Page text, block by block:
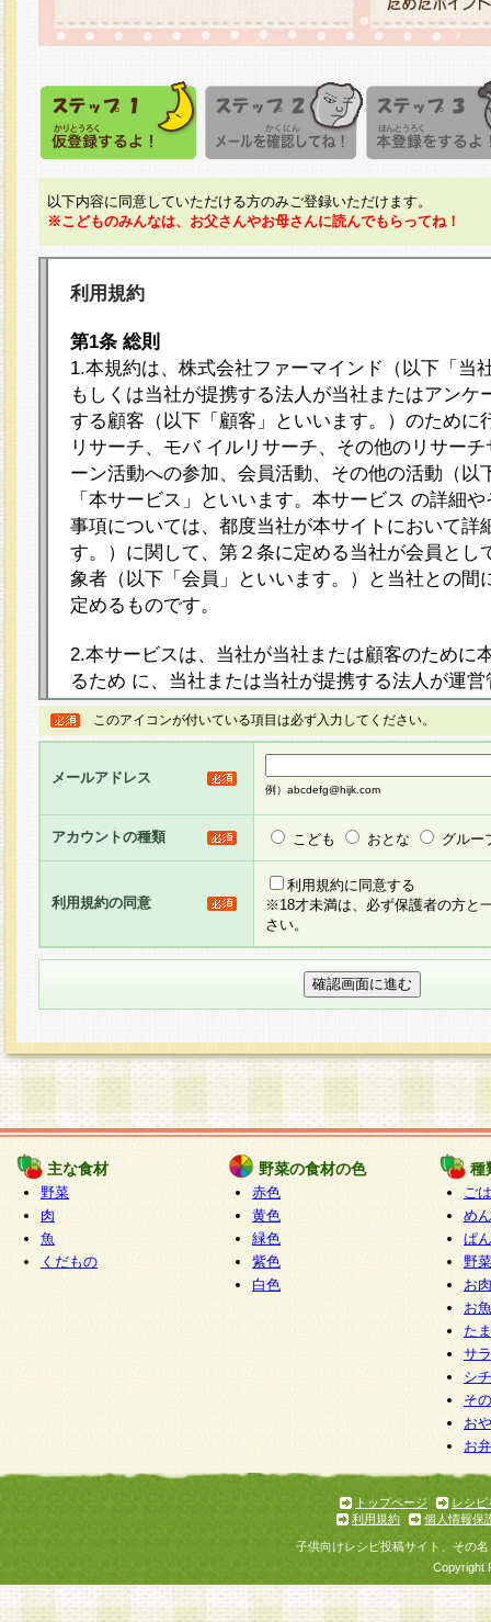
以下内容に同意していただける方のみご登録いただけます。
※こどものみんなは、お父さんやお母さんに読んでもらってね！
利用規約
第1条 総則
1.本規約は、株式会社ファーマインド（以下「当
もしくは当社が提携する法人が当社またはアンケ
する顧客（以下「顧客」といいます。）のために
リサーチ、モバ イルリサーチ、その他のリサー
ーン活動への参加、会員活動、その他の活動（以
「本サービス」といいます。本サービス の詳細
事項については、都度当社が本サイトにおいて詳
す。）に関して、第２条に定める当社が会員とし
象者（以下「会員」といいます。）と当社との間
定めるものです。
2.本サービスは、当社が当社または顧客のために
るため に、当社または当社が提携する法人が運
ト（以下「本サイト」といいます。）上に本サー
ージを設け、会員がアンケー ト調査に回答する
し、その結果を当社が集計・分析その他の利用を
るものです。なお、本サービスは、それぞれの目
員に対して本サービスの依頼を行うこともあり、
た全ての会員に対して本サービスの依頼をすると
りま す。
3.当社は、会員の事前の承諾を得ることなく、当
方 法・手段にて、本規約を任意に制定、変更ま
きるものとします。改定後の本規約等は、本規約
に掲示したときに、その 他の諸規定については
てその効力を生じるものとします。
4.本規約は、会員登録希望者による会員登録手続
の当社による会員登録の承認が完了した時点で会
たものとみなされ、会員に対して適用されるもの
5.当社がお聞きする個人情報は、すべて会員登録
で提 供いただいたものと考えております。従っ
自らの個人情報の提供を希望されない場合には、
をお預かりいたしません が、提供されないこと
商品やサービス等をご利用いただけない場合があ
了承ください。
6.当社は、お客様から当社が保有している個人情
加・ 利用停止等を求められた場合には、ご本人
て確認できた場合に限り、法令に準拠して合理的
いただきます。なお、開示 請求等の請求先は個
ります。
1.会員とは、本規約等を承諾のうえ、当社所定の
了し、当社が承認した者、グループとします。な
が以下に該当する場合は会員登録をすることがで
このアイコンが付いている項目は必ず入力してください。
メールアドレス
例）abcdefg@hijk.com
アカウントの種類 こども おとな グルー
利用規約の同意
利用規約に同意する
※18才未満は、必ず保護者の方と
さい。
主な食材
野菜
肉
魚
くだもの
野菜の食材の色
赤色
黄色
緑色
紫色
白色
種
ご
めん
ぱん
野
お
お
た
サ
シ
そ
お
お
トップページ
レシピ
利用規約
個人情報保
子供向けレシピ投稿サイト、その
Copyright